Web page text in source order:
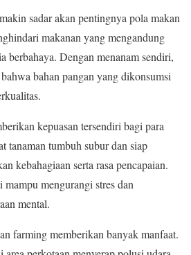
sadar akan pentingnya pola makan
makanan yang mengandung
berbahaya. Dengan menanam sendiri,
bahan pangan yang dikonsumsi
kepuasan tersendiri bagi para
tanaman tumbuh subur dan siap
kebahagiaan serta rasa pencapaian.
mengurangi stres dan
mental.
farming memberikan banyak manfaat.